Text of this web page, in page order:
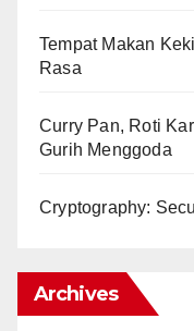
Tempat Makan
Rasa
Curry Pan, Roti
Gurih Menggoda
Cryptography:
Archives